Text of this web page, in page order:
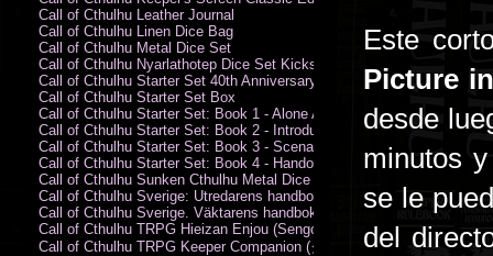
Este
Picture
desde
minutos
se le
del
Call of Cthulhu Leather Journal
Call of Cthulhu Linen Dice Bag
Call of Cthulhu Metal Dice Set
Call of Cthulhu Nyarlathotep Dice Set Kickstarter Edition
Call of Cthulhu Starter Set 40th Anniversary Edition
Call of Cthulhu Starter Set Box
Call of Cthulhu Starter Set: Book 1 - Alone Against the Flames
Call of Cthulhu Starter Set: Book 2 - Introductory Rules
Call of Cthulhu Starter Set: Book 3 - Scenarios
Call of Cthulhu Starter Set: Book 4 - Handouts
Call of Cthulhu Sunken Cthulhu Metal Dice Set
Call of Cthulhu Sverige: Utredarens handbok (PDF)
Call of Cthulhu Sverige. Väktarens handbok
Call of Cthulhu TRPG Hieizan Enjou (Sengoku Period)
Call of Cthulhu TRPG Keeper Companion (クトゥルフ神話TRPG キー